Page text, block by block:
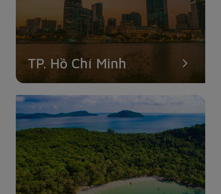
SÔNG HÀN
Nếu chỉ có ít thời gian khám phá một con phố ở Đà Nẵng,
nhất định bạn phải chọn đến thăm sông Hàn, nơi có Cầu
Quay và Cầu Rồng bắc qua. Bên cạnh sông là con phố Bạch
món ăn vặt ngon miệng để tiếp sức cho hành trình khám phá
những cảnh đẹp của thành phố này
TP. Hồ Chí Minh